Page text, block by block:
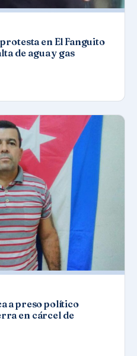
en El Fanguito
de agua y gas
a preso político
en cárcel de